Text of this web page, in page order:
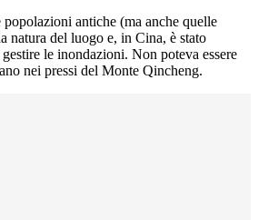
antiche (ma anche quelle
natura del luogo e, in Cina, è stato
le inondazioni. Non poteva essere
nei pressi del Monte Qincheng.